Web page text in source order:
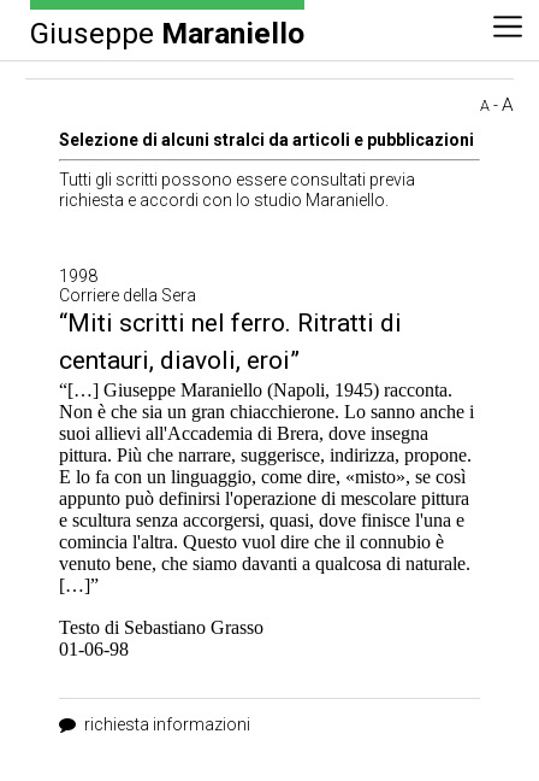
Giuseppe Maraniello
A -A
Selezione di alcuni stralci da articoli e pubblicazioni
Tutti gli scritti possono essere consultati previa
richiesta e accordi con lo studio Maraniello.
1998
Corriere della Sera
“Miti scritti nel ferro. Ritratti di
centauri, diavoli, eroi”
“[…] Giuseppe Maraniello (Napoli, 1945) racconta.
Non è che sia un gran chiacchierone. Lo sanno anche i
suoi allievi all'Accademia di Brera, dove insegna
pittura. Più che narrare, suggerisce, indirizza, propone.
E lo fa con un linguaggio, come dire, «misto», se così
appunto può definirsi l'operazione di mescolare pittura
e scultura senza accorgersi, quasi, dove finisce l'una e
comincia l'altra. Questo vuol dire che il connubio è
venuto bene, che siamo davanti a qualcosa di naturale.
[…]”
Testo di Sebastiano Grasso
01-06-98
richiesta informazioni